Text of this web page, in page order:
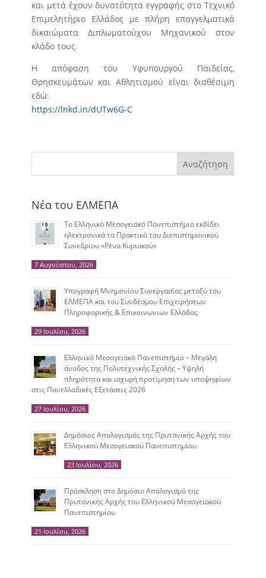
και μετά έχουν δυνατότητα εγγραφής στο Τεχνικό
Επιμελητήριο Ελλάδος με πλήρη επαγγελματικά
δικαιώματα Διπλωματούχου Μηχανικού στον
κλάδο τους.
Η απόφαση του Υφυπουργού Παιδείας,
Θρησκευμάτων και Αθλητισμού είναι διαθέσιμη
εδώ:
https://lnkd.in/dUTw6G-C
Αναζήτηση
Νέα του ΕΛΜΕΠΑ
Το Ελληνικό Μεσογειακό Πανεπιστήμιο εκδίδει
ηλεκτρονικά τα Πρακτικά του Διεπιστημονικού
Συνεδρίου «Ρένα Κυριακού»
7 Αυγούστου, 2026
Υπογραφή Μνημονίου Συνεργασίας μεταξύ του
ΕΛΜΕΠΑ και του Συνδέσμου Επιχειρήσεων
Πληροφορικής & Επικοινωνιών Ελλάδας
29 Ιουλίου, 2026
Ελληνικό Μεσογειακό Πανεπιστήμιο – Μεγάλη
άνοδος της Πολυτεχνικής Σχολής – Υψηλή
πληρότητα και ισχυρή προτίμηση των υποψηφίων
στις Πανελλαδικές Εξετάσεις 2026
27 Ιουλίου, 2026
Δημόσιος Απολογισμός της Πρυτανικής Αρχής του
Ελληνικού Μεσογειακού Πανεπιστημίου
23 Ιουλίου, 2026
Πρόσκληση στο Δημόσιο Απολογισμό της
Πρυτανικής Αρχής του Ελληνικού Μεσογειακού
Πανεπιστημίου
21 Ιουλίου, 2026